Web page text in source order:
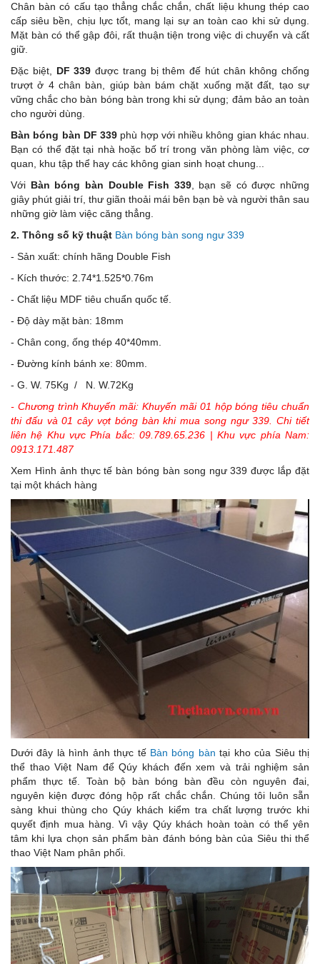
Chân bàn có cấu tạo thẳng chắc chắn, chất liệu khung thép cao
cấp siêu bền, chịu lực tốt, mang lại sự an toàn cao khi sử dụng.
Mặt bàn có thể gập đôi, rất thuận tiện trong việc di chuyển và cất
giữ.
Đặc biệt, DF 339 được trang bị thêm đế hút chân không chống
trượt ở 4 chân bàn, giúp bàn bám chặt xuống mặt đất, tạo sự
vững chắc cho bàn bóng bàn trong khi sử dụng; đảm bảo an toàn
cho người dùng.
Bàn bóng bàn DF 339 phù hợp với nhiều không gian khác nhau.
Bạn có thể đặt tại nhà hoặc bố trí trong văn phòng làm việc, cơ
quan, khu tập thể hay các không gian sinh hoạt chung...
Với Bàn bóng bàn Double Fish 339, bạn sẽ có được những
giây phút giải trí, thư giãn thoải mái bên bạn bè và người thân sau
những giờ làm việc căng thẳng.
2. Thông số kỹ thuật Bàn bóng bàn song ngư 339
- Sản xuất: chính hãng Double Fish
- Kích thước: 2.74*1.525*0.76m
- Chất liệu MDF tiêu chuẩn quốc tế.
- Độ dày mặt bàn: 18mm
- Chân cong, ống thép 40*40mm.
- Đường kính bánh xe: 80mm.
- G. W. 75Kg / N. W.72Kg
- Chương trình Khuyến mãi: Khuyến mãi 01 hộp bóng tiêu chuẩn
thi đấu và 01 cây vợt bóng bàn khi mua song ngư 339. Chi tiết
liên hệ Khu vực Phía bắc: 09.789.65.236 | Khu vực phía Nam:
0913.171.487
Xem Hình ảnh thực tế bàn bóng bàn song ngư 339 được lắp đặt
tại một khách hàng
Dưới đây là hình ảnh thực tế Bàn bóng bàntại kho của Siêu thị
thể thao Việt Nam để Qúy khách đến xem và trải nghiệm sản
phẩm thực tế. Toàn bộ bàn bóng bàn đều còn nguyên đai,
nguyên kiện được đóng hộp rất chắc chắn. Chúng tôi luôn sẵn
sàng khui thùng cho Qúy khách kiểm tra chất lượng trước khi
quyết định mua hàng. Vì vậy Qúy khách hoàn toàn có thể yên
tâm khi lựa chọn sản phẩm bàn đánh bóng bàn của Siêu thi thể
thao Việt Nam phân phối.